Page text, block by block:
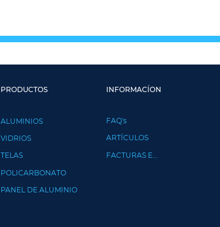
PRODUCTOS
ALUMINIOS
VIDRIOS
TELAS
INFORMACÍON
FAQ's
ARTÍCULOS
FACTURAS E...
POLICARBONATO
PANEL DE ALUMINIO